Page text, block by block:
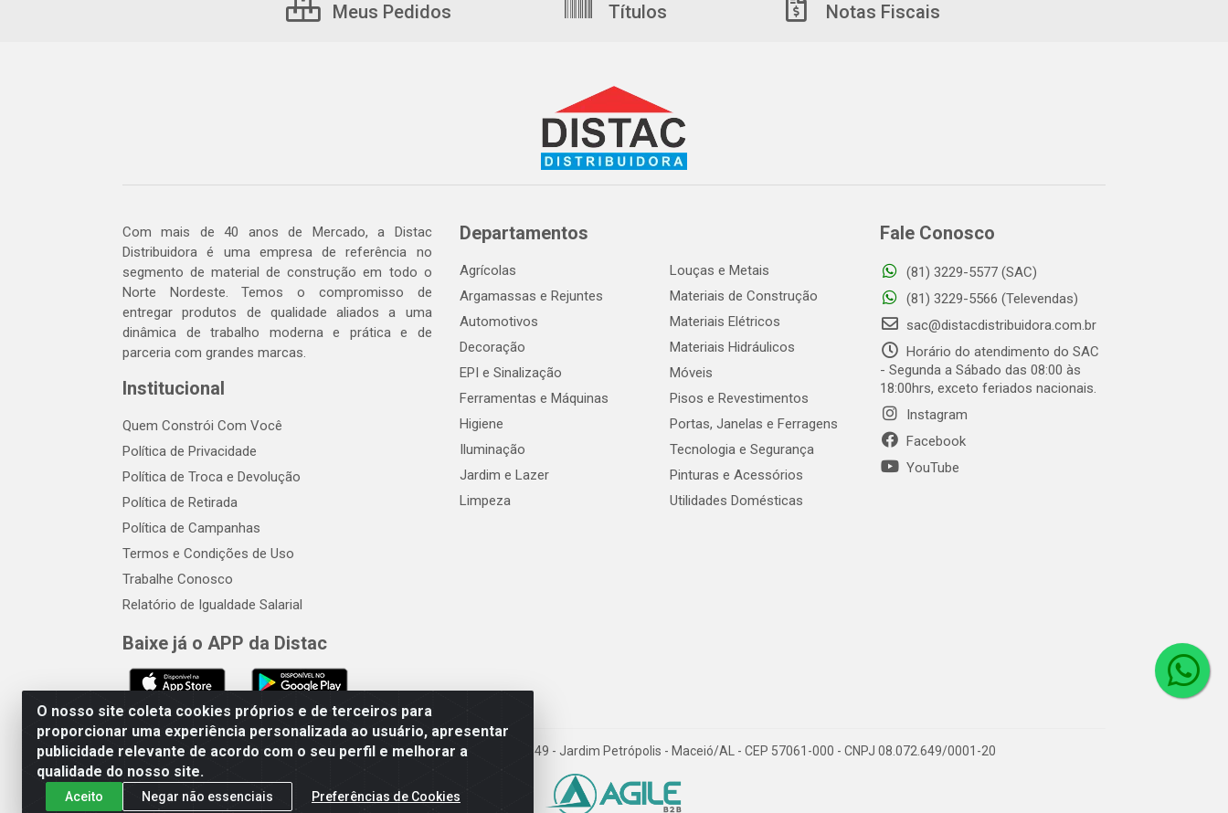
O nosso site coleta cookies próprios e de terceiros para
proporcionar uma experiência personalizada ao usuário, apresentar
publicidade relevante de acordo com o seu perfil e melhorar a
qualidade do nosso site.
Aceito Negar não essenciais Preferências de Cookies
Meus Pedidos Títulos Notas Fiscais
Com mais de 40 anos de Mercado, a Distac
Distribuidora é uma empresa de referência no
segmento de material de construção em todo o
Norte Nordeste. Temos o compromisso de
entregar produtos de qualidade aliados a uma
dinâmica de trabalho moderna e prática e de
parceria com grandes marcas.
Institucional
Quem Constrói Com Você
Política de Privacidade
Política de Troca e Devolução
Política de Retirada
Política de Campanhas
Termos e Condições de Uso
Trabalhe Conosco
Relatório de Igualdade Salarial
Baixe já o APP da Distac
Departamentos
Agrícolas
Argamassas e Rejuntes
Automotivos
Decoração
EPI e Sinalização
Ferramentas e Máquinas
Higiene
Iluminação
Jardim e Lazer
Limpeza
Louças e Metais
Materiais de Construção
Materiais Elétricos
Materiais Hidráulicos
Móveis
Pisos e Revestimentos
Portas, Janelas e Ferragens
Tecnologia e Segurança
Pinturas e Acessórios
Utilidades Domésticas
Fale Conosco
(81) 3229-5577 (SAC)
(81) 3229-5566 (Televendas)
sac@distacdistribuidora.com.br
Horário do atendimento do SAC
- Segunda a Sábado das 08:00 às
18:00hrs, exceto feriados nacionais.
Instagram
Facebook
YouTube
Distac Distribuidora - Av. Durval de Góes Monteiro, 7049 - Jardim Petrópolis - Maceió/AL - CEP 57061-000 - CNPJ 08.072.649/0001-20